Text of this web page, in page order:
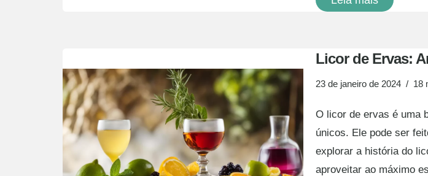
Licor de Ervas:
23 de janeiro de 2024 18
O licor de ervas é uma
únicos. Ele pode ser
explorar a história do
aproveitar ao máximo